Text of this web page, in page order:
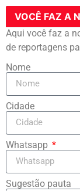
VOCÊ FAZ A
Aqui você faz a
de reportagens
Nome
Cidade
Whatsapp
Sugestão pauta